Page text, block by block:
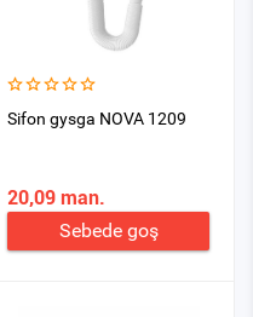
Sifon gysga NOVA 1209
20,09 man.
Sebede goş